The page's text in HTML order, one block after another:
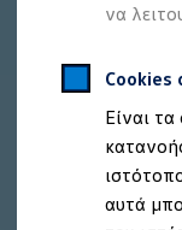
να
Cookies
Είναι
αυτά
Διαθέσιμα
Καινοτόμες
Ιδιοκτήτες